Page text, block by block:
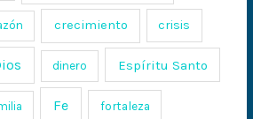
crecimiento crisis
dinero Espíritu Santo
Fe fortaleza